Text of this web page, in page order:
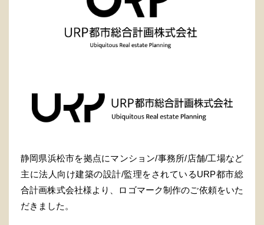
静岡県浜松市を拠点にマンション/事務所/店舗/工場など
主に法人向け建築の設計/監理をされているURP都市総
合計画株式会社様より、ロゴマーク制作のご依頼をいた
だきました。